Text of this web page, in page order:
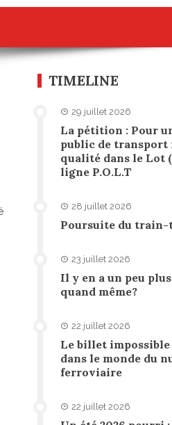
TIMELINE
29 juillet 2026
La pétition : Pour
public de
qualité dans le Lot
ligne P.O.L.T
28 juillet 2026
Poursuite du
23 juillet 2026
Il y en a un peu
quand même?
22 juillet 2026
Le billet impossible
dans le monde du
ferroviaire
22 juillet 2026